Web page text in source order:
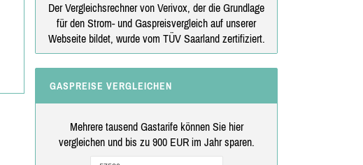
Der Vergleichsrechner von Verivox, der die Grundlage
für den Strom- und Gaspreisvergleich auf unserer
Webseite bildet, wurde vom TÜV Saarland zertifiziert.
GASPREISE VERGLEICHEN
Mehrere tausend Gastarife können Sie hier
vergleichen und bis zu 900 EUR im Jahr sparen.